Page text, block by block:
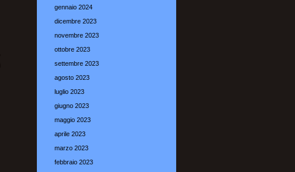
gennaio 2024
dicembre 2023
novembre 2023
ottobre 2023
settembre 2023
agosto 2023
luglio 2023
giugno 2023
maggio 2023
aprile 2023
marzo 2023
febbraio 2023